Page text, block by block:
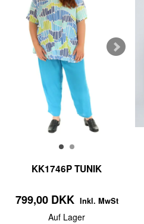
KK1746P TUNIK
799,00 DKK Inkl. MwSt
Auf Lager